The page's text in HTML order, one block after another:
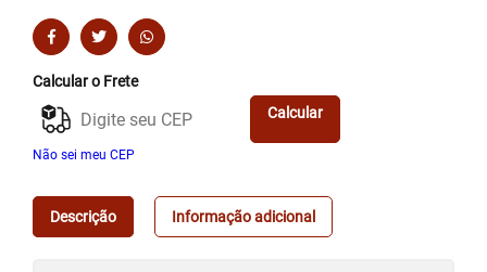
Calcular o Frete
Calcular
Não sei meu CEP
Descrição Informação adicional